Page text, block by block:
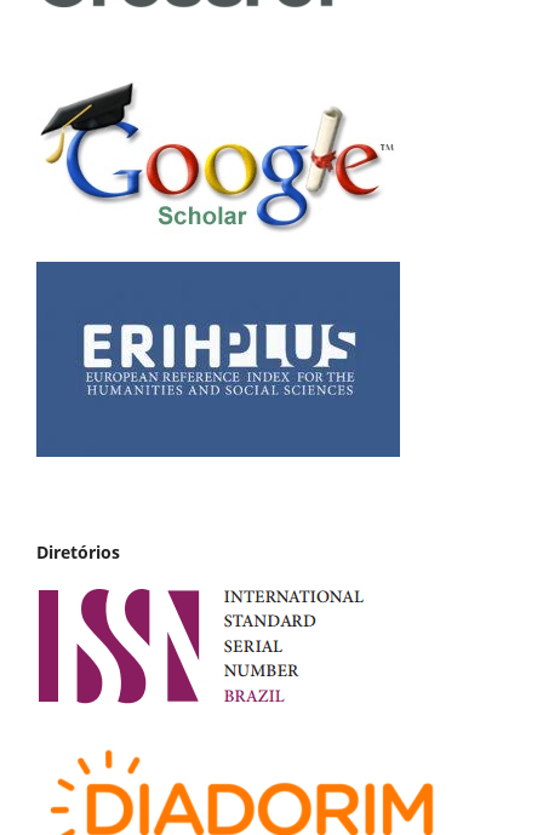
Diretórios